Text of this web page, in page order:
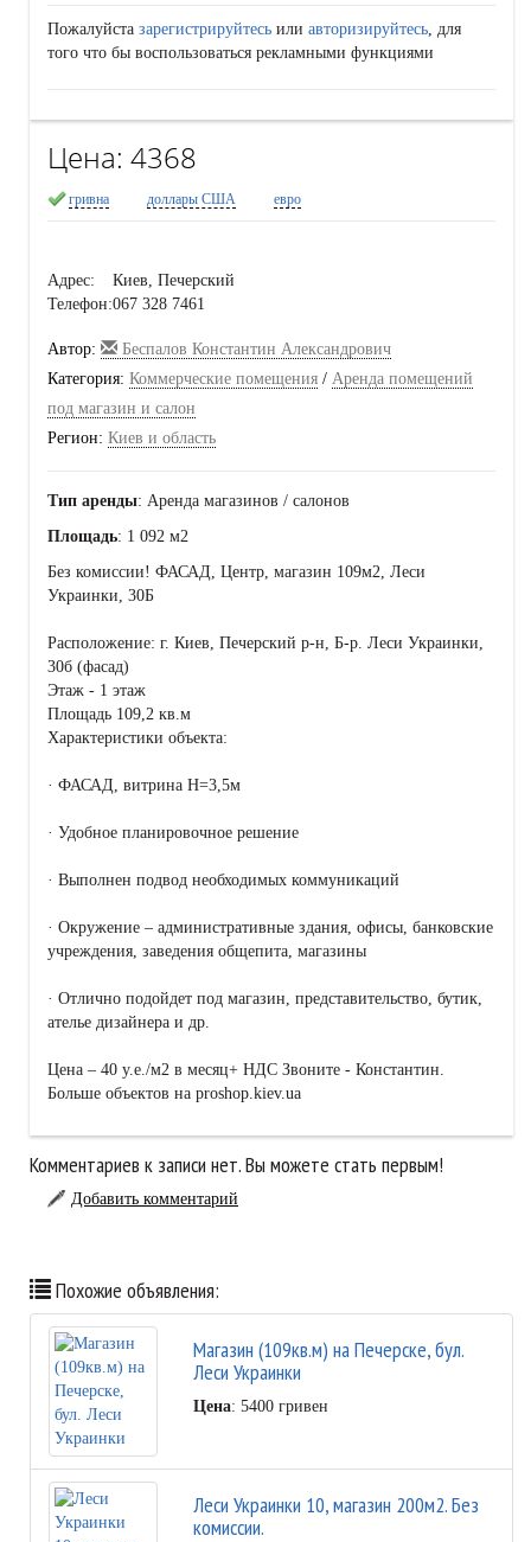
Пожалуйста зарегистрируйтесь или авторизируйтесь , для
того что бы воспользоваться рекламными функциями
Цена: 4368
гривна доллары США евро
Адрес:
Киев, Печерский
Телефон:067 328 7461
Автор:
Беспалов Константин Александрович
Категория: Коммерческие помещения / Аренда помещений
под магазин и салон
Регион: Киев и область
Тип аренды: Аренда магазинов / салонов
Площадь: 1 092 м2
Без комиссии! ФАСАД, Центр, магазин 109м2, Леси
Украинки, 30Б
Расположение: г. Киев, Печерский р-н, Б-р. Леси Украинки,
30б (фасад)
Этаж - 1 этаж
Площадь 109,2 кв.м
Характеристики объекта:
· ФАСАД, витрина Н=3,5м
· Удобное планировочное решение
· Выполнен подвод необходимых коммуникаций
· Окружение – административные здания, офисы, банковские
учреждения, заведения общепита, магазины
· Отлично подойдет под магазин, представительство, бутик,
ателье дизайнера и др.
Цена – 40 у.е./м2 в месяц+ НДС Звоните - Константин.
Больше объектов на proshop.kiev.ua
Комментариев к записи нет. Вы можете стать первым!
Добавить комментарий
Похожие объявления:
Магазин (109кв.м) на Печерске, бул.
Леси Украинки
Цена: 5400 гривен
Леси Украинки 10, магазин 200м2. Без
комиссии.